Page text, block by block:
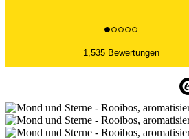
1,535 Bewertungen